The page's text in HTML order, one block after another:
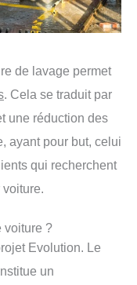
de lavage permet
. Cela se traduit par
une réduction des
ayant pour but, celui
qui recherchent
voiture ?
Evolution. Le
un